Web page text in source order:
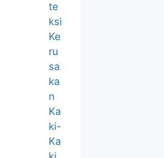
te
ksi
Ke
ru
sa
ka
n
Ka
ki-
Ka